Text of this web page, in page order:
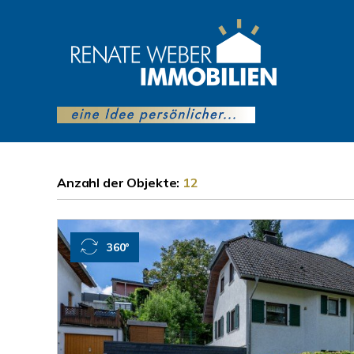
Anzahl der Objekte: 12
360°